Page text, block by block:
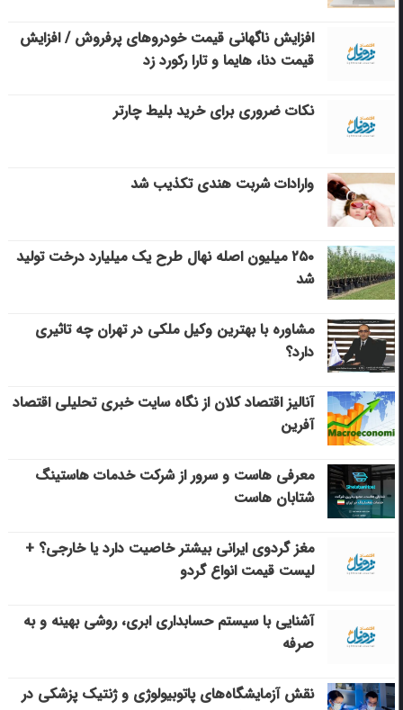
افزایش ناگهانی قیمت خودروهای پرفروش / افزایش
قیمت دنا، هایما و تارا رکورد زد
نکات ضروری برای خرید بلیط چارتر
وارادات شربت هندی تکذیب شد
۲۵۰ میلیون اصله نهال طرح یک میلیارد درخت تولید
شد
مشاوره با بهترین وکیل ملکی در تهران چه تاثیری
دارد؟
آنالیز اقتصاد کلان از نگاه سایت خبری تحلیلی اقتصاد
آفرین
معرفی هاست و سرور از شرکت خدمات هاستینگ
شتابان هاست
مغز گردوی ایرانی بیشتر خاصیت دارد یا خارجی؟ +
لیست قیمت انواع گردو
آشنایی با سیستم حسابداری ابری، روشی بهینه و به
صرفه
نقش آزمایشگاه‌های پاتوبیولوژی و ژنتیک پزشکی در